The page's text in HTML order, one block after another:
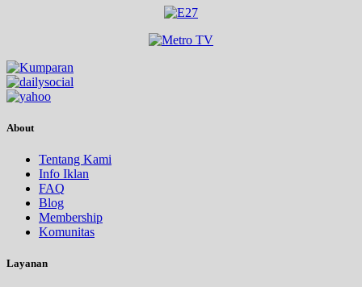
About
Tentang Kami
Info Iklan
FAQ
Blog
Membership
Komunitas
Layanan